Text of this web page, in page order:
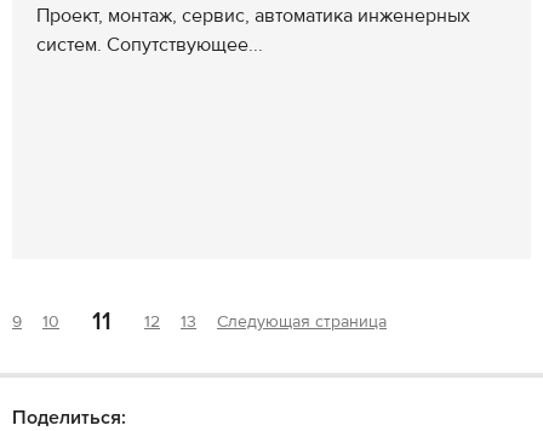
Проект, монтаж, сервис, автоматика инженерных
систем. Сопутствующее...
9 10 11 12 13 Следующая страница
Поделиться: